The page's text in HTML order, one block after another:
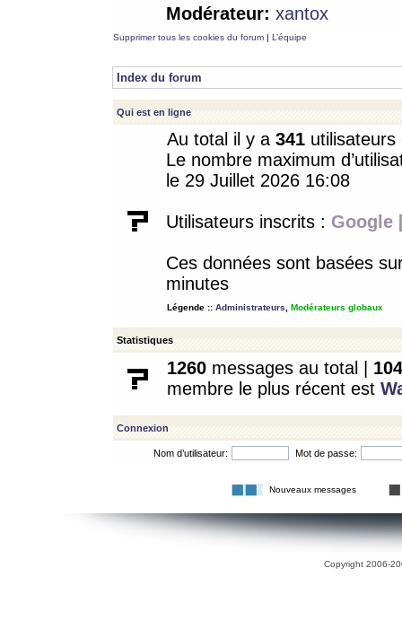
Modérateur: xantox
Supprimer tous les cookies du forum | L’équipe
Index du forum
Qui est en ligne
Au total il y a 341
Le nombre maximum
le 29 Juillet 2026 16:08
Utilisateurs inscrits : Google
Ces données sont basées
minutes
Légende :: Administrateurs Modérateurs globaux
Statistiques
1260 messages au total | 104
membre le plus récent est
Connexion
Nom d’utilisateur: Mot de passe:
Nouveaux messages
Copyright 2006-